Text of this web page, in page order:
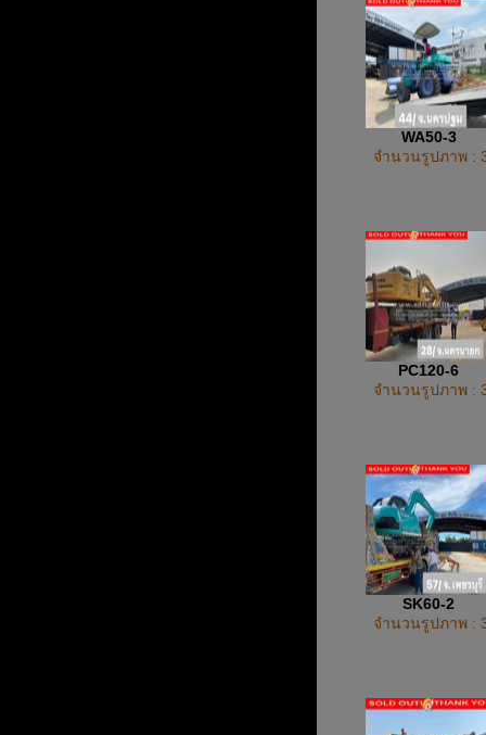
WA50-3
จำนวนรูปภาพ :
PC120-6
จำนวนรูปภาพ :
SK60-2
จำนวนรูปภาพ :